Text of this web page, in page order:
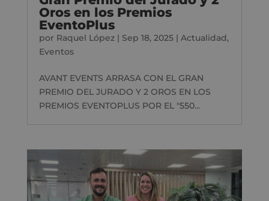
Oros en los Premios
EventoPlus
por Raquel López| Sep 18, 2025| Actualidad,
Eventos
AVANT EVENTS ARRASA CON EL GRAN
PREMIO DEL JURADO Y 2 OROS EN LOS
PREMIOS EVENTOPLUS POR EL "550...